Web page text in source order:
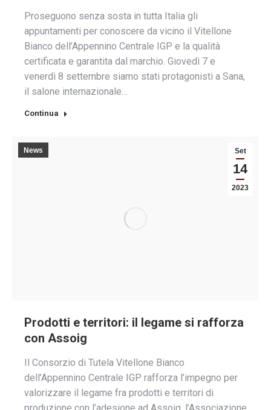
Proseguono senza sosta in tutta Italia gli
appuntamenti per conoscere da vicino il Vitellone
Bianco dell’Appennino Centrale IGP e la qualità
certificata e garantita dal marchio. Giovedì 7 e
venerdì 8 settembre siamo stati protagonisti a Sana,
il salone internazionale…
Continua
Set
14
2023
News
Prodotti e territori: il legame si rafforza
con Assoig
Il Consorzio di Tutela Vitellone Bianco
dell’Appennino Centrale IGP rafforza l’impegno per
valorizzare il legame fra prodotti e territori di